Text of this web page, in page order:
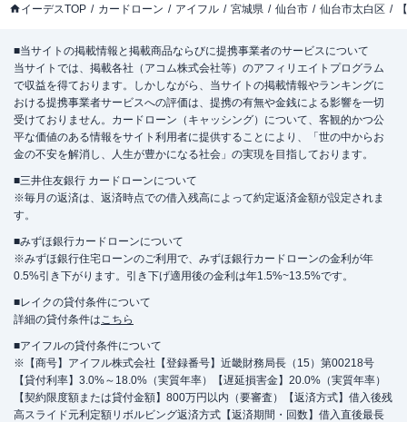
イーデスTOP カードローン アイフル 宮城県 仙台市 仙台市太白区
■当サイトの掲載情報と掲載商品ならびに提携事業者のサービスについて
当サイトでは、掲載各社（アコム株式会社等）のアフィリエイトプログラム
で収益を得ております。しかしながら、当サイトの掲載情報やランキングに
おける提携事業者サービスへの評価は、提携の有無や金銭による影響を一切
受けておりません。カードローン（キャッシング）について、客観的かつ公
平な価値のある情報をサイト利用者に提供することにより、「世の中からお
金の不安を解消し、人生が豊かになる社会」の実現を目指しております。
■三井住友銀行 カードローンについて
※毎月の返済は、返済時点での借入残高によって約定返済金額が設定されま
す。
■みずほ銀行カードローンについて
※みずほ銀行住宅ローンのご利用で、みずほ銀行カードローンの金利が年
0.5%引き下がります。引き下げ適用後の金利は年1.5%~13.5%です。
■レイクの貸付条件について
詳細の貸付条件はこちら
■アイフルの貸付条件について
※【商号】アイフル株式会社【登録番号】近畿財務局長（15）第00218号
【貸付利率】3.0%～18.0%（実質年率）【遅延損害金】20.0%（実質年率）
【契約限度額または貸付金額】800万円以内（要審査）【返済方式】借入後残
高スライド元利定額リボルビング返済方式【返済期間・回数】借入直後最長